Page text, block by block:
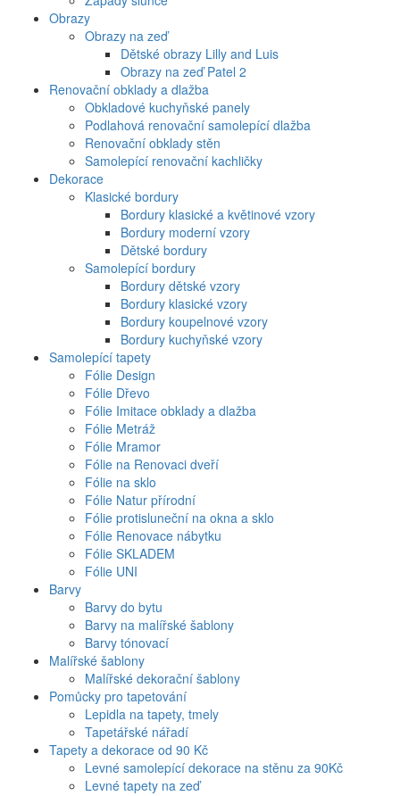
Obrazy
Obrazy na zeď
Dětské obrazy Lilly and Luis
Obrazy na zeď Patel 2
Renovační obklady a dlažba
Obkladové kuchyňské panely
Podlahová renovační samolepící dlažba
Renovační obklady stěn
Samolepící renovační kachličky
Dekorace
Klasické bordury
Bordury klasické a květinové vzory
Bordury moderní vzory
Dětské bordury
Samolepící bordury
Bordury dětské vzory
Bordury klasické vzory
Bordury koupelnové vzory
Bordury kuchyňské vzory
Samolepící tapety
Fólie Design
Fólie Dřevo
Fólie Imitace obklady a dlažba
Fólie Metráž
Fólie Mramor
Fólie na Renovaci dveří
Fólie na sklo
Fólie Natur přírodní
Fólie protisluneční na okna a sklo
Fólie Renovace nábytku
Fólie SKLADEM
Fólie UNI
Barvy
Barvy do bytu
Barvy na malířské šablony
Barvy tónovací
Malířské šablony
Malířské dekorační šablony
Pomůcky pro tapetování
Lepidla na tapety, tmely
Tapetářské nářadí
Tapety a dekorace od 90 Kč
Levné samolepící dekorace na stěnu za 90Kč
Levné tapety na zeď